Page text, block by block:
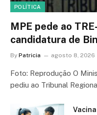
POLÍTICA
MPE pede ao
candidatura de
By Patricia agosto 8, 2026
Foto: Reprodução O
pediu ao Tribunal